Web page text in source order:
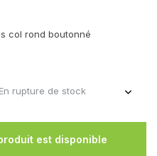
col rond boutonné
rupture de stock
est disponible